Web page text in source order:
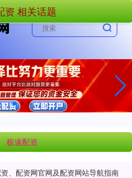
极速配资
、配资网官网及配资网站导航指南
资 相关话题